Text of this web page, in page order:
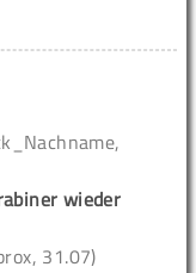
wieder
31.07)